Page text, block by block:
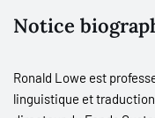
Notice
Ronald Lowe est
linguistique et traduction